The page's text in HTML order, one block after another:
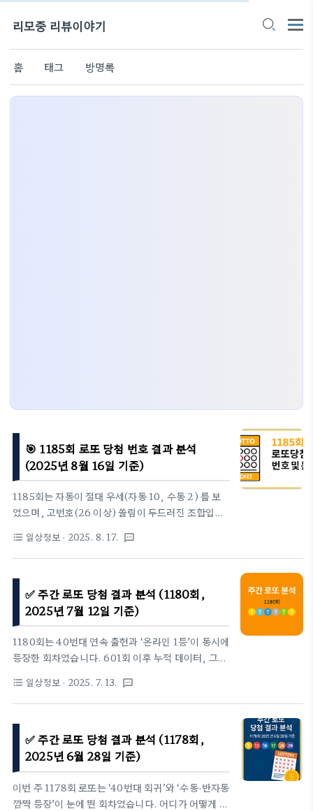
리모중 리뷰이야기
홈 태그 방명록
🎯 1185회 로또 당첨 번호 결과 분석
(2025년 8월 16일 기준)
1185회는 자동이 절대 우세(자동 10, 수동 2) 를 보
였으며, 고번호(26 이상) 쏠림이 두드러진 조합입니
로 나타났습니다.1. 이번 주 당첨번호1등 번호 : 6 ·
17 · 22 · 28 · 29 · 32보너스 번호 : 38→ 저번호(1 ~
25) 3개 · 고번호(26 ~ 45) 3개 균형. 보너스까지 포
함하면 고번호 비중 ↑2. 당첨자 수 · 당첨금 & 구매 방
식구분인원1인당 당첨금비고1등12명23억 8,869만
원자동 10 / 수동 2 / 반자동 02등79명6,047만 원
보너스 포함→ 1등은 자동 10명으로 압도적 우세, 수
동은 2명에 그쳤습니다.3. 1등 당첨 판매점·지역 상세
영등포구하나복..
format_list_bulleted 일상정보 · 2025. 8. 17. textsms
✅ 주간 로또 당첨 결과 분석 (1180회,
2025년 7월 12일 기준)
1180회는 40번대 연속 출현과 ‘온라인 1등’이 동시에
등장한 회차였습니다. 601회 이후 누적 데이터, 그리
봅니다.1. 이번 주 당첨번호: 다시 40번대 두 자리1등
번호 6 · 12 · 18 · 37 · 40 · 41보너스 번호 3→
40·41 두 개가 나오며 40번대가 3주 연속 출현했습
니다.2. 당첨자 수 · 당첨금 & 구매 방식구분인원1인
당 당첨금비고1등11명25억 3,556만 원자동 10 / 수
동 1 / 반자동 02등72명6,456만 원보너스 포함→ 1
등이 다소 줄어 1인당 당첨금은 25억 중반. 자동 비중
이 91 %로 다시 우세하지만, 수동 1명(오프라인)도
format_list_bulleted 일상정보 · 2025. 7. 13. textsms
✅ 주간 로또 당첨 결과 분석 (1178회,
2025년 6월 28일 기준)
이번 주 1178회 로또는 ‘40번대 회귀’와 ‘수동·반자동
깜짝 등장’이 눈에 띈 회차였습니다. 어디가 어떻게 달